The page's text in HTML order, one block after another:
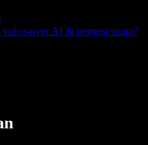
over AI & pengisi suara?